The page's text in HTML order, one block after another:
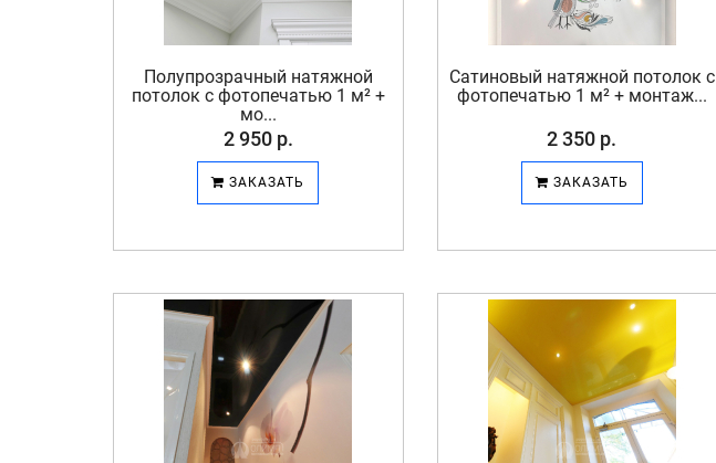
Полупрозрачный натяжной
потолок с фотопечатью 1 м² +
мо...
2 950 р.
ЗАКАЗАТЬ
Сатиновый натяжной потолок с
фотопечатью 1 м² + монтаж...
2 350 р.
ЗАКАЗАТЬ